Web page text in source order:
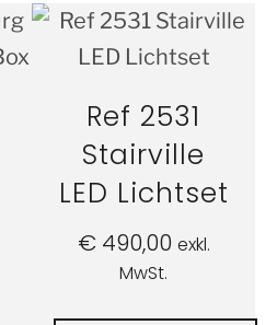
Ref 2531
Stairville
LED Lichtset
€490,00 exkl.
MwSt.